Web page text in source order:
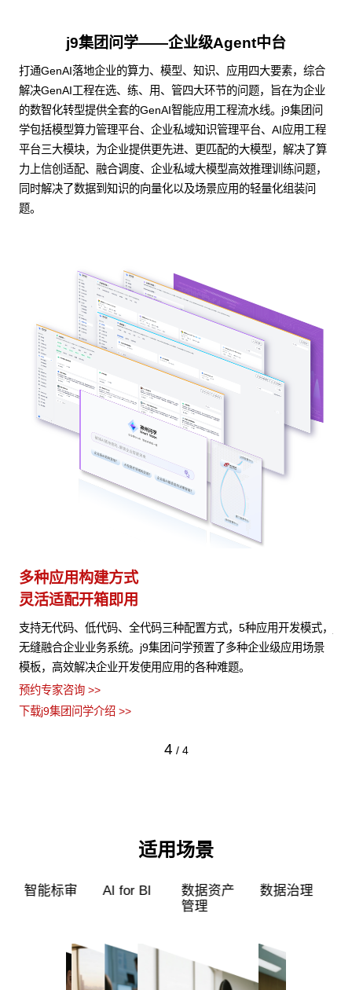
j9集团问学——企业级Agent中台
打通GenAI落地企业的算力、模型、知识、应用四大要素，综合
解决GenAI工程在选、练、用、管四大环节的问题，旨在为企业
的数智化转型提供全套的GenAI智能应用工程流水线。j9集团问
学包括模型算力管理平台、企业私域知识管理平台、AI应用工程
平台三大模块，为企业提供更先进、更匹配的大模型，解决了算
力上信创适配、融合调度、企业私域大模型高效推理训练问题，
同时解决了数据到知识的向量化以及场景应用的轻量化组装问
题。
多种应用构建方式
灵活适配开箱即用
支持无代码、低代码、全代码三种配置方式，5种应用开发模式，
无缝融合企业业务系统。j9集团问学预置了多种企业级应用场景
模板，高效解决企业开发使用应用的各种难题。
预约专家咨询 >>
下载j9集团问学介绍 >>
4 / 4
适用场景
超级员工 智能标审 AI for BI
数据资产